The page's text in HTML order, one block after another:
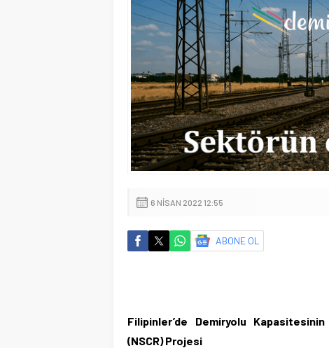
6 NISAN 2022 12:55
ABONE OL
Filipinler’de Demiryolu
(NSCR) Projesi